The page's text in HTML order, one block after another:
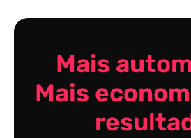
Mais
Mais